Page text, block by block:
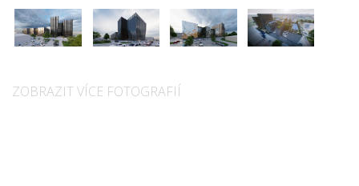
ZOBRAZIT VÍCE FOTOGRAFIÍ